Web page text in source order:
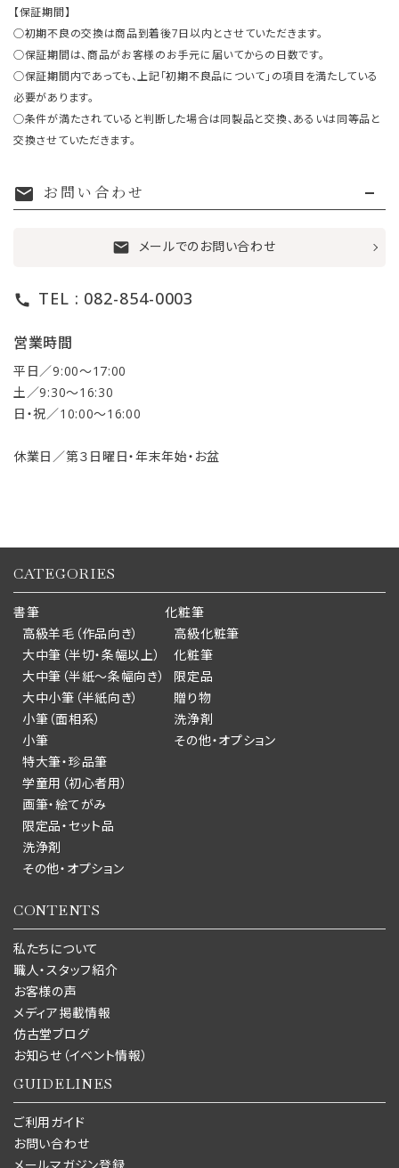
【保証期間】
○初期不良の交換は商品到着後7日以内とさせていただきます。
○保証期間は、商品がお客様のお手元に届いてからの日数です。
○保証期間内であっても、上記「初期不良品について」の項目を満たしている
必要があります。
○条件が満たされていると判断した場合は同製品と交換、あるいは同等品と
交換させていただきます。
mail お問い合わせ
mail メールでのお問い合わせ
call TEL : 082-854-0003
営業時間
平日／9:00〜17:00
土／9:30〜16:30
日・祝／10:00〜16:00
休業日／第３日曜日・年末年始・お盆
CATEGORIES
書筆
高級羊毛（作品向き）
大中筆（半切・条幅以上）
大中筆（半紙～条幅向き）
大中小筆（半紙向き）
小筆（面相系）
小筆
特大筆・珍品筆
学童用（初心者用）
画筆・絵てがみ
限定品・セット品
洗浄剤
その他・オプション
化粧筆
高級化粧筆
化粧筆
限定品
贈り物
洗浄剤
その他・オプション
CONTENTS
私たちについて
職人・スタッフ紹介
お客様の声
メディア掲載情報
仿古堂ブログ
お知らせ（イベント情報）
GUIDELINES
ご利用ガイド
お問い合わせ